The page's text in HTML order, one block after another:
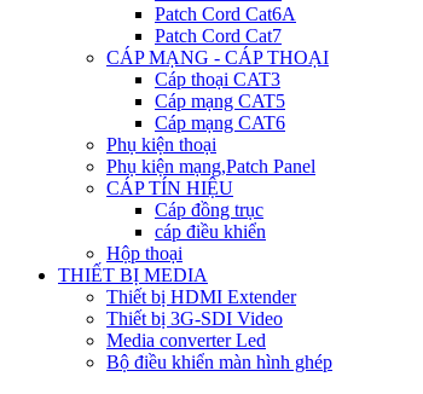
Patch Cord Cat6A
Patch Cord Cat7
CÁP MẠNG - CÁP THOẠI
Cáp thoại CAT3
Cáp mạng CAT5
Cáp mạng CAT6
Phụ kiện thoại
Phụ kiện mạng,Patch Panel
CÁP TÍN HIỆU
Cáp đồng trục
cáp điều khiển
Hộp thoại
THIẾT BỊ MEDIA
Thiết bị HDMI Extender
Thiết bị 3G-SDI Video
Media converter Led
Bộ điều khiển màn hình ghép